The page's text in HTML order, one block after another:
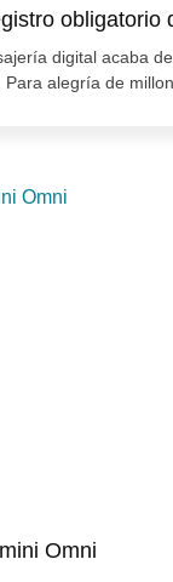
obligatorio
digital acaba
alegría de
Omni